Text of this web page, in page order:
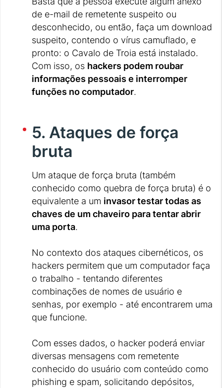
de e-mail de remetente suspeito ou
desconhecido, ou então, faça um download
suspeito, contendo o vírus camuflado, e
pronto: o Cavalo de Troia está instalado.
Com isso, os hackers podem roubar
informações pessoais e interromper
funções no computador.
5. Ataques de força
bruta
Um ataque de força bruta (também
conhecido como quebra de força bruta) é o
equivalente a um invasor testar todas as
chaves de um chaveiro para tentar abrir
uma porta.
No contexto dos ataques cibernéticos, os
hackers permitem que um computador faça
o trabalho - tentando diferentes
combinações de nomes de usuário e
senhas, por exemplo - até encontrarem uma
que funcione.
Com esses dados, o hacker poderá enviar
diversas mensagens com remetente
conhecido do usuário com conteúdo como
phishing e spam, solicitando depósitos,